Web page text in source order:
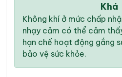
Khá
Không khí ở mức chấp
nhạy cảm có thể cảm
hạn chế hoạt động gắng
bảo vệ sức khỏe.